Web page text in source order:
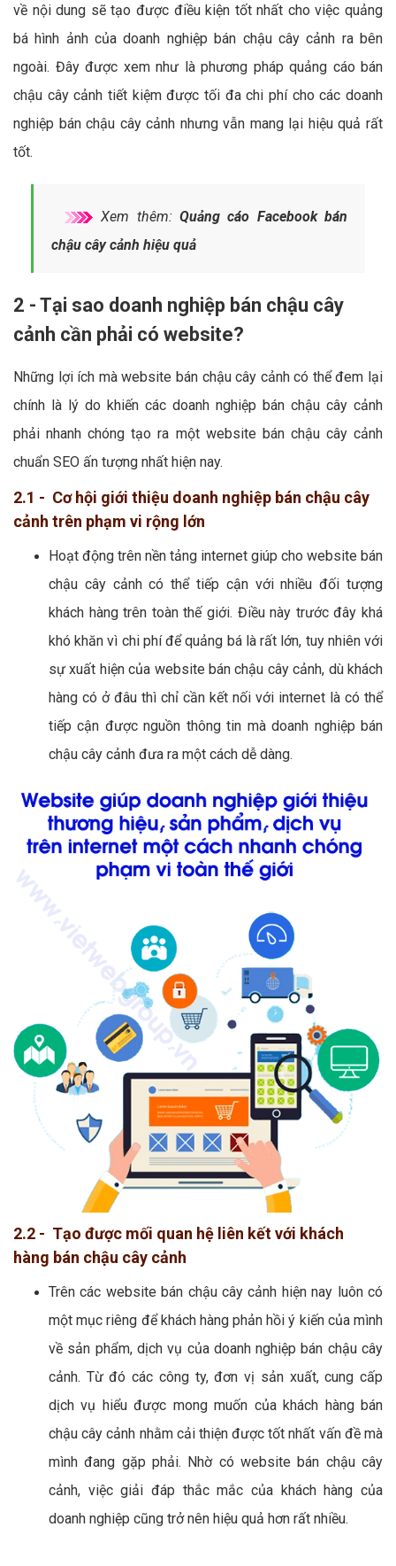
về nội dung sẽ tạo được điều kiện tốt nhất cho việc quảng
bá hình ảnh của doanh nghiệp bán chậu cây cảnh ra bên
ngoài. Đây được xem như là phương pháp quảng cáo bán
chậu cây cảnh tiết kiệm được tối đa chi phí cho các doanh
nghiệp bán chậu cây cảnh nhưng vẫn mang lại hiệu quả rất
tốt.
Xem thêm: Quảng cáo Facebook bán
chậu cây cảnh hiệu quả
2 - Tại sao doanh nghiệp bán chậu cây
cảnh cần phải có website?
Những lợi ích mà website bán chậu cây cảnh có thể đem lại
chính là lý do khiến các doanh nghiệp bán chậu cây cảnh
phải nhanh chóng tạo ra một website bán chậu cây cảnh
chuẩn SEO ấn tượng nhất hiện nay.
2.1 - Cơ hội giới thiệu doanh nghiệp bán chậu cây
cảnh trên phạm vi rộng lớn
Hoạt động trên nền tảng internet giúp cho website bán
chậu cây cảnh có thể tiếp cận với nhiều đối tượng
khách hàng trên toàn thế giới. Điều này trước đây khá
khó khăn vì chi phí để quảng bá là rất lớn, tuy nhiên với
sự xuất hiện của website bán chậu cây cảnh, dù khách
hàng có ở đâu thì chỉ cần kết nối với internet là có thể
tiếp cận được nguồn thông tin mà doanh nghiệp bán
chậu cây cảnh đưa ra một cách dễ dàng.
2.2 - Tạo được mối quan hệ liên kết với khách
hàng bán chậu cây cảnh
Trên các website bán chậu cây cảnh hiện nay luôn có
một mục riêng để khách hàng phản hồi ý kiến của mình
về sản phẩm, dịch vụ của doanh nghiệp bán chậu cây
cảnh. Từ đó các công ty, đơn vị sản xuất, cung cấp
dịch vụ hiểu được mong muốn của khách hàng bán
chậu cây cảnh nhằm cải thiện được tốt nhất vấn đề mà
mình đang gặp phải. Nhờ có website bán chậu cây
cảnh, việc giải đáp thắc mắc của khách hàng của
doanh nghiệp cũng trở nên hiệu quả hơn rất nhiều.